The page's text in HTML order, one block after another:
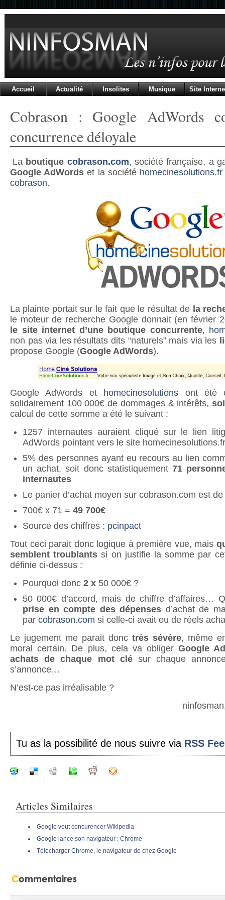
Accueil Actualité Insolites Musique Site
Cobrason : Google AdWords
concurrence déloyale
La boutique cobrason.com, société française, a
Google AdWords et la société homecinesolutions.fr
cobrason.
La plainte portait sur le fait que le résultat de la
le moteur de recherche Google donnait (en février
le site internet d’une boutique concurrente,
non pas via les résultats dits “naturels” mais via les
propose Google (Google AdWords).
Google AdWords et homecinesolutions ont été
solidairement 100 000€ de dommages & intérêts,
calcul de cette somme a été le suivant :
1257 internautes auraient cliqué sur le lien
AdWords pointant vers le site homecinesolutions.fr
5% des personnes ayant eu recours au lien
un achat, soit donc statistiquement71
internautes
Le panier d’achat moyen sur cobrason.com est
700€ x 71 = 49 700€
Source des chiffres : pcinpact
Tout ceci parait donc logique à première vue, mais
semblent troublants si on justifie la somme par
définie ci-dessus :
Pourquoi donc 2 x 50 000€ ?
50 000€ d’accord, mais de chiffre d’affaires…
prise en compte des dépenses d’achat de
par cobrason.com si celle-ci avait eu de réels
Le jugement me parait donc très sévère, même
moral certain. De plus, cela va obligerGoogle
achats de chaque mot clésur chaque
s’annonce…
N’est-ce pas irréalisable ?
Tu as la possibilité de nous suivre via RSS
Articles Similaires
Google veut concurencer Wikipedia
Google lance son navigateur : Chrome
Télécharger Chrome, le navigateur de chez Google